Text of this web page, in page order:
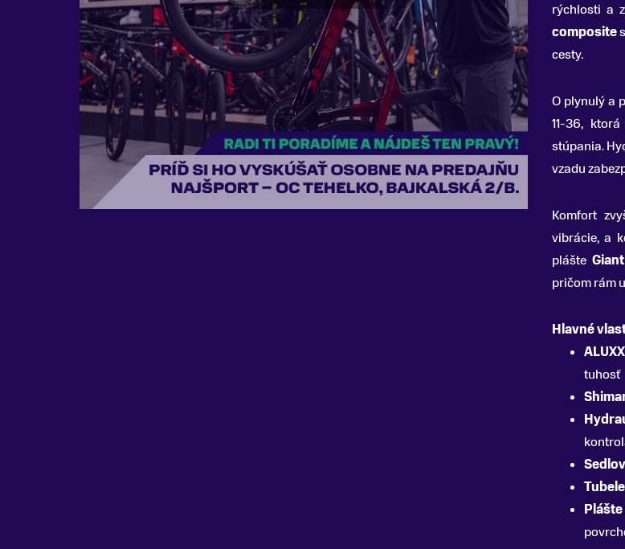
rýchlosti a
composite
cesty.
O plynulý a
11-36,
stúpania.
vzadu
Komfort
vibrácie, a
plášte
pričom rám
Hlavné
tuhosť